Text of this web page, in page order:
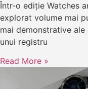
Într-o ediție Watches
explorat volume mai
mai demonstrative
unui registru
Read More »